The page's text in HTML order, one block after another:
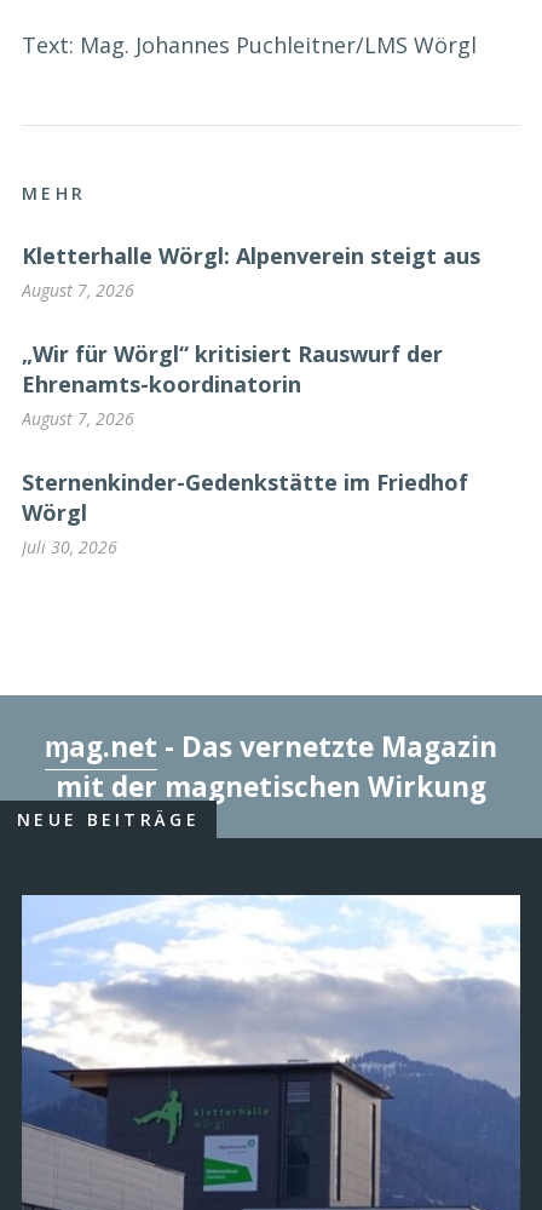
Text: Mag. Johannes Puchleitner/LMS Wörgl
MEHR
Kletterhalle Wörgl: Alpenverein steigt aus
August 7, 2026
„Wir für Wörgl“ kritisiert Rauswurf der
Ehrenamts-koordinatorin
August 7, 2026
Sternenkinder-Gedenkstätte im Friedhof
Wörgl
Juli 30, 2026
ɱag.net - Das vernetzte Magazin
mit der magnetischen Wirkung
NEUE BEITRÄGE